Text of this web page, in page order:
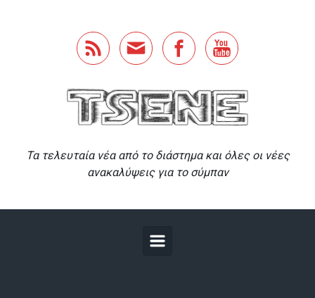
Τα τελευταία νέα από το διάστημα και όλες οι νέες
ανακαλύψεις για το σύμπαν